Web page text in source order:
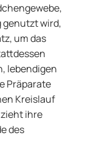
wird,
um das
lebendigen
Präparate
Kreislauf
ihre
des